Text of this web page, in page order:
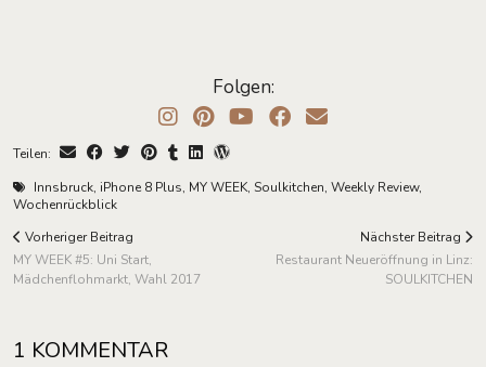
Folgen:
Teilen:
Innsbruck, iPhone 8 Plus, MY WEEK, Soulkitchen, Weekly Review,
Wochenrückblick
Vorheriger Beitrag
MY WEEK #5: Uni Start,
Mädchenflohmarkt, Wahl 2017
Nächster Beitrag
Restaurant Neueröffnung in Linz:
SOULKITCHEN
1 KOMMENTAR